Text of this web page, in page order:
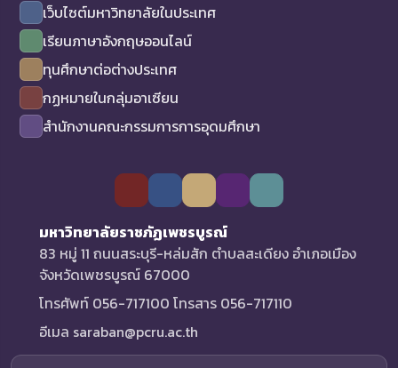
เว็บไซต์มหาวิทยาลัยในประเทศ
เรียนภาษาอังกฤษออนไลน์
ทุนศึกษาต่อต่างประเทศ
กฏหมายในกลุ่มอาเซียน
สำนักงานคณะกรรมการการอุดมศึกษา
มหาวิทยาลัยราชภัฏเพชรบูรณ์
83 หมู่ 11 ถนนสระบุรี-หล่มสัก ตำบลสะเดียง อำเภอเมือง
จังหวัดเพชรบูรณ์ 67000
โทรศัพท์ 056-717100 โทรสาร 056-717110
อีเมล saraban@pcru.ac.th